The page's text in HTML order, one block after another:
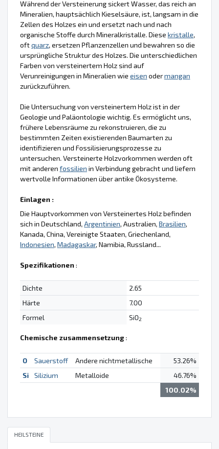
Während der Versteinerung sickert Wasser, das reich an
Mineralien, hauptsächlich Kieselsäure, ist, langsam in die
Zellen des Holzes ein und ersetzt nach und nach
organische Stoffe durch Mineralkristalle. Diese kristalle,
oftquarz, ersetzen Pflanzenzellen und bewahren so die
ursprüngliche Struktur des Holzes. Die unterschiedlichen
Farben von versteinertem Holz sind auf
Verunreinigungen in Mineralien wie eisen odermangan
zurückzuführen.
Die Untersuchung von versteinertem Holz ist in der
Geologie und Paläontologie wichtig. Es ermöglicht uns,
frühere Lebensräume zu rekonstruieren, die zu
bestimmten Zeiten existierenden Baumarten zu
identifizieren und Fossilisierungsprozesse zu
untersuchen. Versteinerte Holzvorkommen werden oft
mit anderen fossilien in Verbindung gebracht und liefern
wertvolle Informationen über antike Ökosysteme.
Einlagen :
Die Hauptvorkommen von Versteinertes Holz befinden
sich in Deutschland, Argentinien, Australien, Brasilien,
Kanada, China, Vereinigte Staaten, Griechenland,
Indonesien, Madagaskar, Namibia, Russland...
Spezifikationen :
Dichte
2.65
Härte
7.00
Formel
SiO2
Chemische zusammensetzung:
O Sauerstoff Andere nichtmetallische
53.26%
Si
Silizium Metalloide
46.76%
100.02%
HEILSTEINE